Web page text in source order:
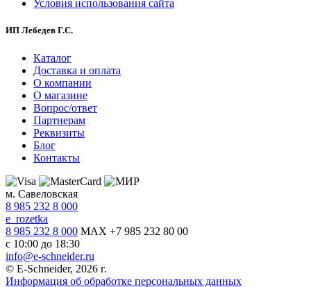
Условия использования сайта
ИП Лебедев Г.С.
Каталог
Доставка и оплата
О компании
О магазине
Вопрос/ответ
Партнерам
Реквизиты
Блог
Контакты
м. Савеловская
8 985 232 8 000
e_rozetka
8 985 232 8 000 MAX +7 985 232 80 00
с 10:00 до 18:30
info@e-schneider.ru
© E-Schneider, 2026 г.
Информация об обработке персональных данных